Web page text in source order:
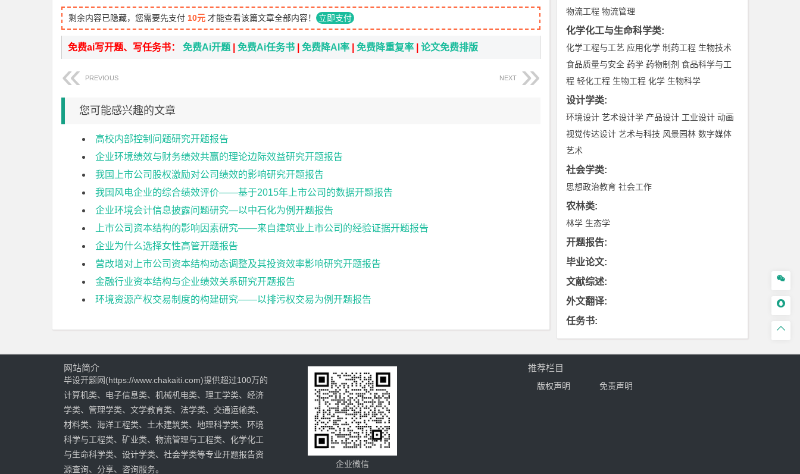
剩余内容已隐藏，您需要先支付 10元 才能查看该篇文章全部内容！ 立即支付
免费ai写开题、写任务书： 免费Ai开题 免费Ai任务书 免费降AI率 免费降重复率 论文免费排版
PREVIOUS NEXT
您可能感兴趣的文章
高校内部控制问题研究开题报告
企业环境绩效与财务绩效共赢的理论边际效益研究开题报告
我国上市公司股权激励对公司绩效的影响研究开题报告
我国风电企业的综合绩效评价——基于2015年上市公司的数据开题报告
企业环境会计信息披露问题研究—以中石化为例开题报告
上市公司资本结构的影响因素研究——来自建筑业上市公司的经验证据开题报告
企业为什么选择女性高管开题报告
营改增对上市公司资本结构动态调整及其投资效率影响研究开题报告
金融行业资本结构与企业绩效关系研究开题报告
环境资源产权交易制度的构建研究——以排污权交易为例开题报告
物流工程 物流管理
化学化工与生命科学类:
化学工程与工艺 应用化学 制药工程 生物技术
食品质量与安全 药学 药物制剂 食品科学与工
程 轻化工程 生物工程 化学 生物科学
设计学类:
环境设计 艺术设计学 产品设计 工业设计 动画
视觉传达设计 艺术与科技 风景园林 数字媒体
艺术
社会学类:
思想政治教育 社会工作
农林类:
林学 生态学
开题报告:
毕业论文:
文献综述:
外文翻译:
任务书:



网站简介
毕设开题网(https://www.chakaiti.com)提供超过100万的
计算机类、电子信息类、机械机电类、理工学类、经济
学类、管理学类、文学教育类、法学类、交通运输类、
材料类、海洋工程类、土木建筑类、地理科学类、环境
科学与工程类、矿业类、物流管理与工程类、化学化工
与生命科学类、设计学类、社会学类等专业开题报告资
源查询、分享、咨询服务。
企业微信
推荐栏目
版权声明 免责声明